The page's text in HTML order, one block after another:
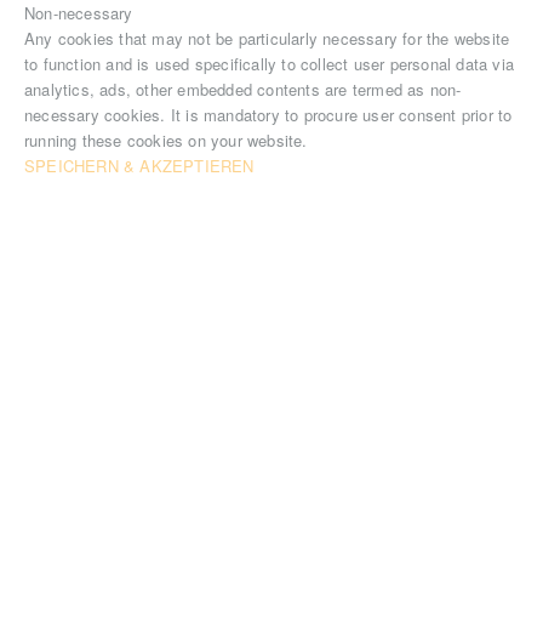
Non-necessary
Any cookies that may not be particularly necessary for the website
to function and is used specifically to collect user personal data via
analytics, ads, other embedded contents are termed as non-
necessary cookies. It is mandatory to procure user consent prior to
running these cookies on your website.
SPEICHERN & AKZEPTIEREN